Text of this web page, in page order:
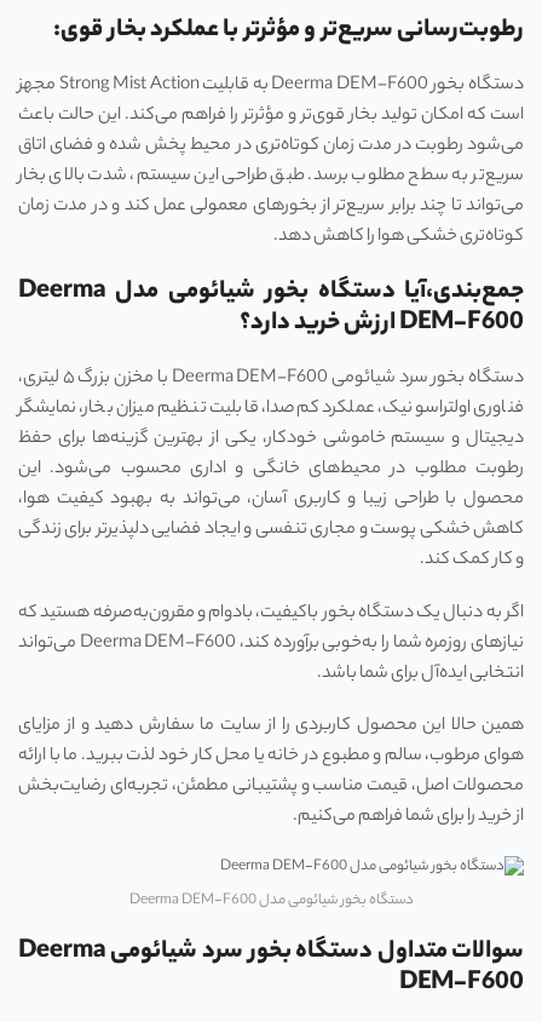
رطوبت‌رسانی سریع‌تر و مؤثرترباعملکرد بخار قوی:
دستگاه بخور Deerma DEM-F600 به قابلیت Strong Mist Action مجهز
است که امکان تولید بخار قوی‌تر و مؤثرتر را فراهم می‌کند. این حالت باعث
می‌شود رطوبت در مدت زمان کوتاه‌تری در محیط پخش شده و فضای اتاق
سریع‌تر به سطح مطلوب برسد. طبق طراحی این سیستم، شدت بالای بخار
می‌تواند تا چند برابر سریع‌تر از بخورهای معمولی عمل کند و در مدت زمان
کوتاه‌تری خشکی هوا را کاهش دهد.
جمع‌بندی،آیا دستگاه بخور شیائومی مدل Deerma
DEM-F600 ارزش خرید دارد؟
دستگاه بخور سرد شیائومی Deerma DEM-F600 با مخزن بزرگ ۵ لیتری،
فناوری اولتراسونیک، عملکرد کم‌صدا، قابلیت تنظیم میزان بخار، نمایشگر
دیجیتال و سیستم خاموشی خودکار، یکی از بهترین گزینه‌ها برای حفظ
رطوبت مطلوب در محیط‌های خانگی و اداری محسوب می‌شود. این
محصول با طراحی زیبا و کاربری آسان، می‌تواند به بهبود کیفیت هوا،
کاهش خشکی پوست و مجاری تنفسی و ایجاد فضایی دلپذیرتر برای زندگی
و کار کمک کند.
اگر به دنبال یک دستگاه بخور باکیفیت، بادوام و مقرون‌به‌صرفه هستید که
نیازهای روزمره شما را به‌خوبی برآورده کند، Deerma DEM-F600 می‌تواند
انتخابی ایده‌آل برای شما باشد.
همین حالا این محصول کاربردی را از سایت ما سفارش دهید و از مزایای
هوای مرطوب، سالم و مطبوع در خانه یا محل کار خود لذت ببرید. ما با ارائه
محصولات اصل، قیمت مناسب و پشتیبانی مطمئن، تجربه‌ای رضایت‌بخش
از خرید را برای شما فراهم می‌کنیم.
دستگاه بخور شیائومی مدل Deerma DEM-F600
سوالات متداول دستگاه بخور سرد شیائومیDeerma
DEM-F600